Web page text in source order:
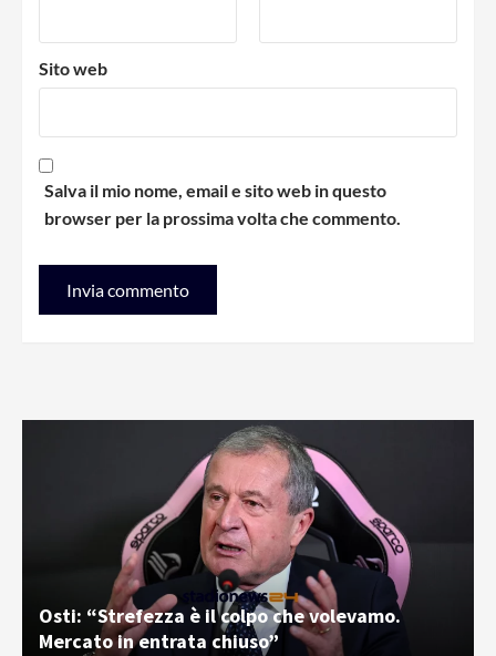
Sito web
Salva il mio nome, email e sito web in questo
browser per la prossima volta che commento.
Osti: “Strefezza è il colpo che volevamo.
Mercato in entrata chiuso”